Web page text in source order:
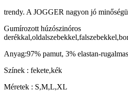
trendy. A JOGGER nagyon jó
Gumírozott húzószinóros
Anyag:97% pamut, 3% elastan-rugalmas
Színek : fekete,kék
Méretek : S,M,L,XL